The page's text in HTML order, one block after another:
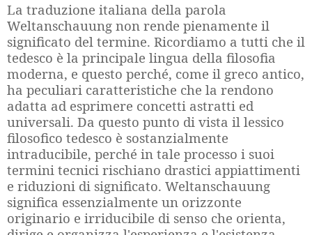
La traduzione italiana della parola
Weltanschauung non rende pienamente il
significato del termine. Ricordiamo a tutti che il
tedesco è la principale lingua della filosofia
moderna, e questo perché, come il greco antico,
ha peculiari caratteristiche che la rendono
adatta ad esprimere concetti astratti ed
universali. Da questo punto di vista il lessico
filosofico tedesco è sostanzialmente
intraducibile, perché in tale processo i suoi
termini tecnici rischiano drastici appiattimenti
e riduzioni di significato. Weltanschauung
significa essenzialmente un orizzonte
originario e irriducibile di senso che orienta,